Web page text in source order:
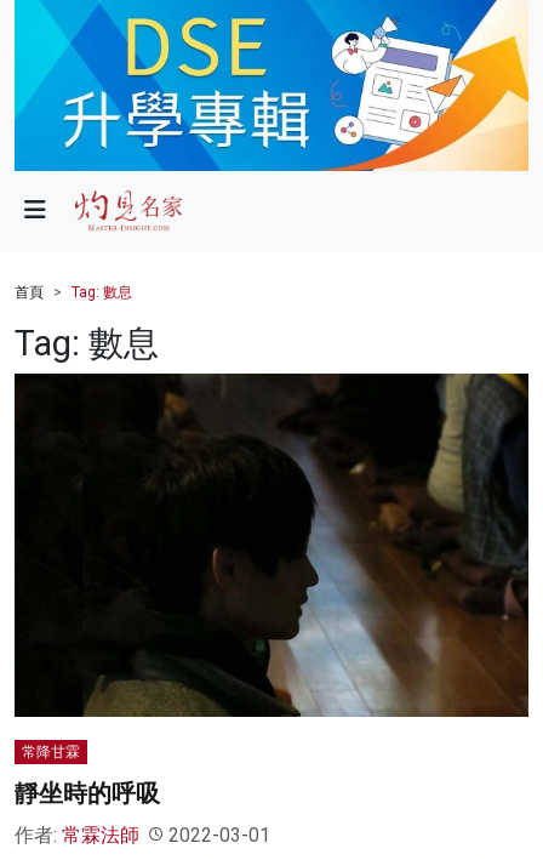
政局
財經
健康
科技
關於我們
首頁 Tag: 數息
Tag: 數息
常降甘霖
靜坐時的呼吸
作者: 常霖法師 2022-03-01